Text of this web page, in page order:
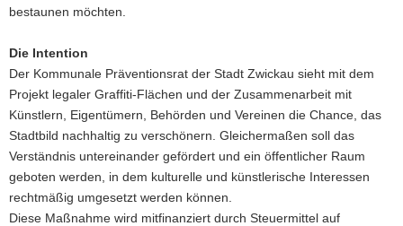
bestaunen möchten.
Die Intention
Der Kommunale Präventionsrat der Stadt Zwickau sieht mit dem
Projekt legaler Graffiti-Flächen und der Zusammenarbeit mit
Künstlern, Eigentümern, Behörden und Vereinen die Chance, das
Stadtbild nachhaltig zu verschönern. Gleichermaßen soll das
Verständnis untereinander gefördert und ein öffentlicher Raum
geboten werden, in dem kulturelle und künstlerische Interessen
rechtmäßig umgesetzt werden können.
Diese Maßnahme wird mitfinanziert durch Steuermittel auf